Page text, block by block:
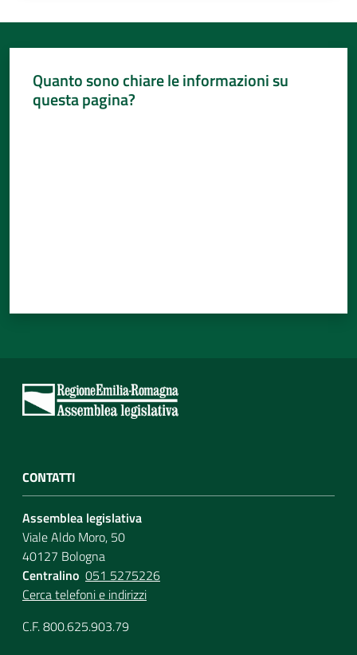
Quanto sono chiare le informazioni su
questa pagina?
CONTATTI
Assemblea legislativa
Viale Aldo Moro, 50
40127 Bologna
Centralino 051 5275226
Cerca telefoni e indirizzi
C.F. 800.625.903.79